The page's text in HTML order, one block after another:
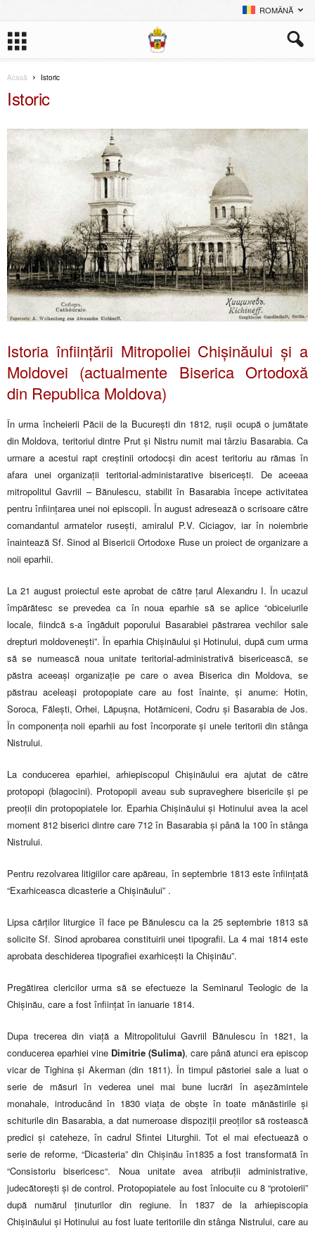
ROMÂNĂ
Acasă Istoric
Istoric
Istoria înființării Mitropoliei Chișinăului și a
Moldovei (actualmente Biserica Ortodoxă
din Republica Moldova)
În urma încheierii Păcii de la București din 1812, rușii ocupă o jumătate
din Moldova, teritoriul dintre Prut și Nistru numit mai târziu Basarabia. Ca
urmare a acestui rapt creștinii ortodocși din acest teritoriu au rămas în
afara unei organizații teritorial-administarative bisericești. De aceeaa
mitropolitul Gavriil – Bănulescu, stabilit în Basarabia începe activitatea
pentru înființarea unei noi episcopii. În august adresează o scrisoare către
comandantul armatelor rusești, amiralul P.V. Ciciagov, iar în noiembrie
înaintează Sf. Sinod al Bisericii Ortodoxe Ruse un proiect de organizare a
noii eparhii.
La 21 august proiectul este aprobat de către țarul Alexandru I. În ucazul
împărătesc se prevedea ca în noua eparhie să se aplice “obiceiurile
locale, fiindcă s-a îngăduit poporului Basarabiei păstrarea vechilor sale
drepturi moldovenești”. În eparhia Chișinăului și Hotinului, după cum urma
să se numească noua unitate teritorial-administrativă bisericească, se
păstra aceeași organizație pe care o avea Biserica din Moldova, se
păstrau aceleași protopopiate care au fost înainte, și anume: Hotin,
Soroca, Fălești, Orhei, Lăpușna, Hotărniceni, Codru și Basarabia de Jos.
În componența noii eparhii au fost încorporate și unele teritorii din stânga
Nistrului.
La conducerea eparhiei, arhiepiscopul Chișinăului era ajutat de către
protopopi (blagocini). Protopopii aveau sub supraveghere bisericile și pe
preoții din protopopiatele lor. Eparhia Chișinăului și Hotinului avea la acel
moment 812 biserici dintre care 712 în Basarabia și până la 100 în stânga
Nistrului.
Pentru rezolvarea litigiilor care apăreau, în septembrie 1813 este înființată
“Exarhiceasca dicasterie a Chișinăului” .
Lipsa cărților liturgice îl face pe Bănulescu ca la 25 septembrie 1813 să
solicite Sf. Sinod aprobarea constituirii unei tipografii. La 4 mai 1814 este
aprobata deschiderea tipografiei exarhicești la Chișinău”.
Pregătirea clericilor urma să se efectueze la Seminarul Teologic de la
Chișinău, care a fost înființat în ianuarie 1814.
Dupa trecerea din viață a Mitropolitului Gavriil Bănulescu în 1821, la
conducerea eparhiei vine Dimitrie (Sulima), care până atunci era episcop
vicar de Tighina și Akerman (din 1811). În timpul păstoriei sale a luat o
serie de măsuri în vederea unei mai bune lucrări în așezămintele
monahale, introducând în 1830 viața de obște în toate mănăstirile și
schiturile din Basarabia, a dat numeroase dispoziții preoților să rostească
predici și cateheze, în cadrul Sfintei Liturghii. Tot el mai efectuează o
serie de reforme, “Dicasteria” din Chișinău în1835 a fost transformată în
“Consistoriu bisericesc“. Noua unitate avea atribuții administrative,
judecătorești și de control. Protopopiatele au fost înlocuite cu 8 “protoierii”
după numărul ținuturilor din regiune. În 1837 de la arhiepiscopia
Chișinăului și Hotinului au fost luate teritoriile din stânga Nistrului, care au